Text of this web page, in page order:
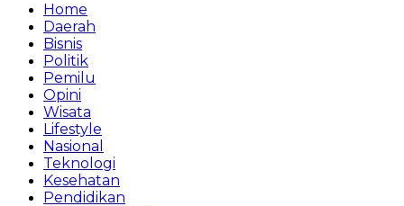
Home
Daerah
Bisnis
Politik
Pemilu
Opini
Wisata
Lifestyle
Nasional
Teknologi
Kesehatan
Pendidikan